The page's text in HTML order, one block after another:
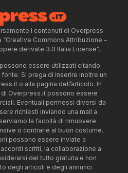
i contenuti di Overpress
Commons Attribuzione –
derivate 3.0 Italia License”.
essere utilizzati citando
Si prega di inserire inoltre un
o alla pagina dell’articolo. In
Overpress.it possono essere
Eventuali permessi diversi da
richiesti inviando una mail a
la facoltà di rimuovere
o contrarie al buon costume.
possono essere inviate a
accordi scritti, la collaborazione a
del tutto gratuita e non
degli articoli e degli annunci